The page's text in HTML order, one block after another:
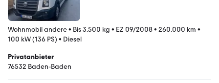
Wohnmobil andere• Bis 3.500 kg • EZ 09/2008• 260.000 km •
100 kW (136 PS) • Diesel
Privatanbieter
76532 Baden-Baden